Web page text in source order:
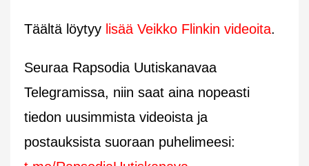
Täältä löytyy lisää Veikko Flinkin videoita.
Seuraa Rapsodia Uutiskanavaa
Telegramissa, niin saat aina nopeasti
tiedon uusimmista videoista ja
postauksista suoraan puhelimeesi: